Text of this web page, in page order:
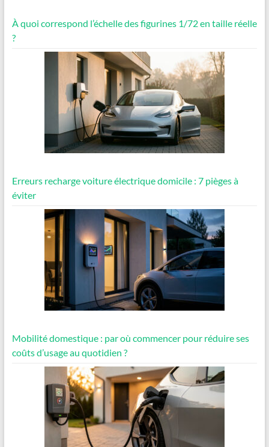
À quoi correspond l’échelle des figurines 1/72 en taille réelle
?
Erreurs recharge voiture électrique domicile : 7 pièges à
éviter
Mobilité domestique : par où commencer pour réduire ses
coûts d’usage au quotidien ?